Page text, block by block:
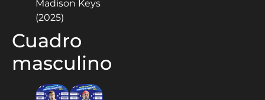
Madison Keys
(2025)
Cuadro
masculino